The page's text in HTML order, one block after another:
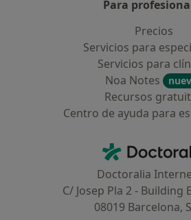
Para
Precios
Servicios para
Servicios para
Noa Notes
Recursos
Centro de ayuda para
Doctoralia
C/ Josep Pla 2 - Building
08019 Barcelona,